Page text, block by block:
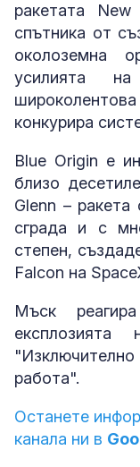
ракетата
спътника от
околоземна
усилията
конкурира
Blue Origin е
близо
Glenn –
сграда и с
степен,
Falcon на
Мъск
"Изключително
работа".
Останете
канала ни в